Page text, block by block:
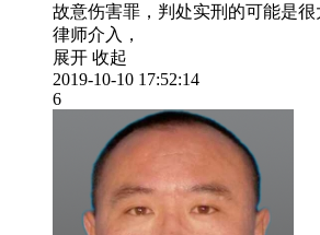
故意伤害罪，判处实刑的可能是
律师介入，
展开 收起
2019-10-10 17:52:14
6